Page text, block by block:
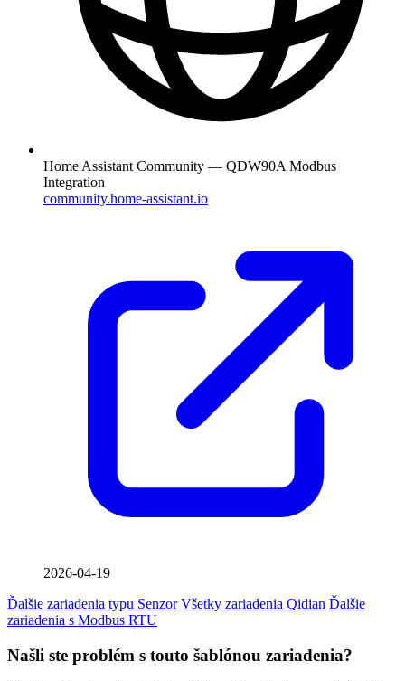
Home Assistant Community — QDW90A Modbus
Integration
community.home-assistant.io
2026-04-19
Ďalšie zariadenia typu Senzor Všetky zariadenia Qidian Ďalšie
zariadenia s Modbus RTU
Našli ste problém s touto šablónou zariadenia?